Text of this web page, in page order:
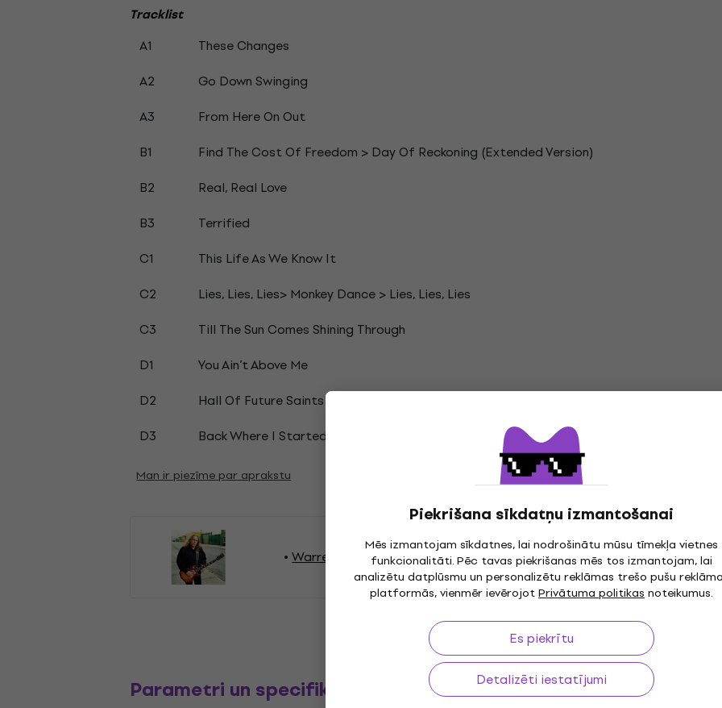
Piekrišana sīkdatņu izmantošanai
Mēs izmantojam sīkdatnes, lai nodrošinātu mūsu tīmekļa vietnes
funkcionalitāti. Pēc tavas piekrišanas mēs tos izmantojam, lai
analizētu datplūsmu un personalizētu reklāmas trešo pušu
platformās, vienmēr ievērojotPrivātuma politikasnoteikumus.
Es piekrītu
Detalizēti iestatījumi
Tracklist
A1 These Changes
A2
Go Down Swinging
A3
From Here On Out
B1
Find The Cost Of Freedom > Day Of Reckoning (Extended Version)
B2
Real, Real Love
B3
Terrified
C1
This Life As We Know It
C2
Lies, Lies, Lies> Monkey Dance > Lies, Lies, Lies
C3
Till The Sun Comes Shining Through
D1
You Ain’t Above Me
D2
Hall Of Future Saints
D3
Back Where I Started
Man ir piezīme par aprakstu
Warren Haynes Vinila LP ieraksti
Parametri un specifikācijas